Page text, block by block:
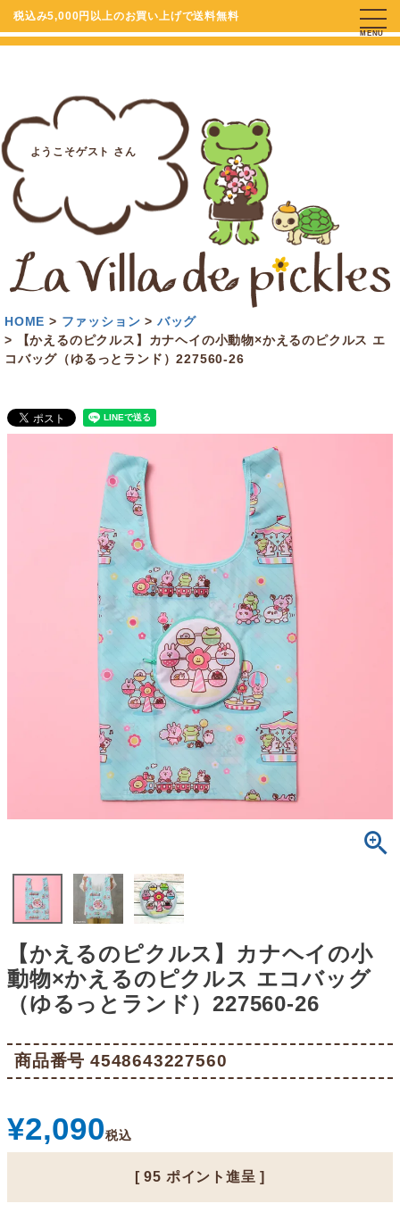
税込み5,000円以上のお買い上げで送料無料
ようこそゲスト さん
MENU
HOME ファッション
バッグ
【かえるのピクルス】カナヘイの小動物×かえるのピクルス エ
コバッグ（ゆるっとランド）227560-26
【かえるのピクルス】カナヘイの小
動物×かえるのピクルス エコバッグ
（ゆるっとランド）227560-26
商品番号 4548643227560
¥2,090税込
[ 95 ポイント進呈 ]